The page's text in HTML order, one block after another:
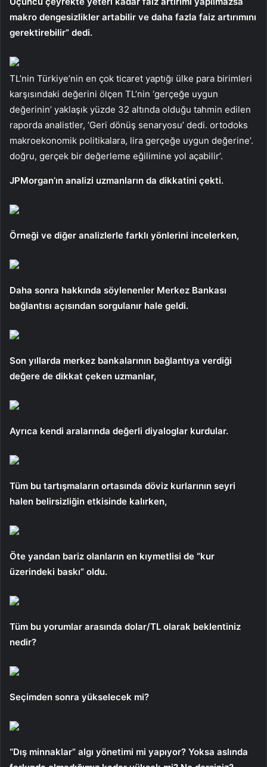
makro dengesizlikler artabilir ve daha fazla faiz artırımını
gerektirebilir” dedi.
TL’nin Türkiye’nin en çok ticaret yaptığı ülke para birimleri
karşısındaki değerini ölçen TL’nin ‘gerçeğe uygun
değerinin’ yaklaşık yüzde 32 altında olduğu tahmin edilen
raporda analistler, ‘Geri dönüş senaryosu’ dedi. ortodoks
makroekonomik politikalara, lira gerçeğe uygun değerine’.
doğru, gerçek bir değerleme eğilimine yol açabilir’.
JPMorgan’ın analizi uzmanların da dikkatini çekti.
Örneği ve diğer analizlerle farklı yönlerini incelerken,
Daha sonra hakkında söylenenler Merkez Bankası
bağlantısı açısından sorgulanır hale geldi.
Son yıllarda merkez bankalarının bağlantıya verdiği
değere de dikkat çeken uzmanlar,
Ayrıca kendi aralarında değerli diyaloglar kurdular.
Tüm bu tartışmaların ortasında döviz kurlarının seyri
halen belirsizliğin etkisinde kalırken,
Öte yandan bariz olanların en kıymetlisi de “kur
üzerindeki baskı” oldu.
Tüm bu yorumlar arasında dolar/TL olarak beklentiniz
nedir?
Seçimden sonra yükselecek mi?
“Dış minnaklar” algı yönetimi mi yapıyor? Yoksa aslında